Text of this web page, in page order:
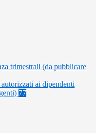
trimestrali (da pubblicare
ai dipendenti
77